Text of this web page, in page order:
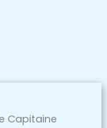
Capitaine